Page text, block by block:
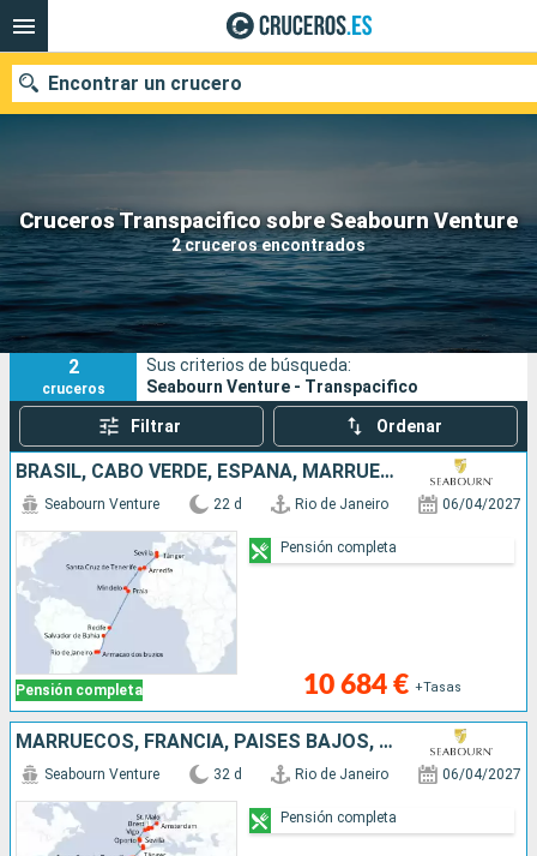
Cruceros Transpacifico sobre Seabourn Venture
2 cruceros encontrados
Encontrar un crucero
Nuestros destinos
Fecha de salida
Puertos Compañías
Buscar
2
cruceros
Sus criterios de búsqueda:
Seabourn Venture - Transpacifico
Filtrar Ordenar
BRASIL, CABO VERDE, ESPAÑA, MARRUECOS, LANZAROTE, TENERIFE
Pensión completa
Seabourn Venture 22 d Rio de Janeiro 06/04/2027
10 684 € +Tasas
Pensión completa
MARRUECOS, FRANCIA, PAISES BAJOS, LANZAROTE, BRASIL, TENERIFE, ESPAÑA, PORTUGAL, CABO VERDE
Seabourn Venture 32 d Rio de Janeiro 06/04/2027
Pensión completa